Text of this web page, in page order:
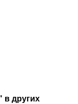
других